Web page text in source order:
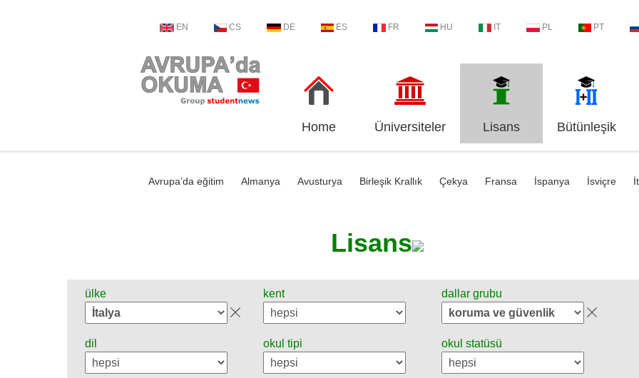
EN CS DE ES FR HU IT PL PT
Home Üniversiteler Lisans Bütünleşik
Avrupa’da eğitim Almanya Avusturya Birleşik Krallık Çekya Fransa İspanya İsviçre
Lisans
ülke kent dallar grubu
dil okul tipi okul statüsü